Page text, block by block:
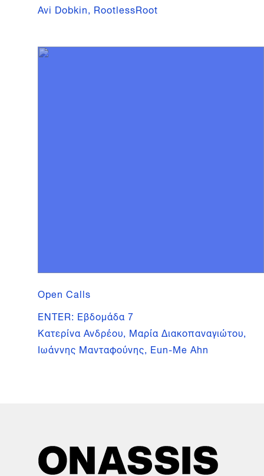
Avi Dobkin, RootlessRoot
Open Calls
ENTER: Εβδομάδα 7
Κατερίνα Ανδρέου, Μαρία Διακοπαναγιώτου,
Ιωάννης Μανταφούνης, Eun-Me Ahn